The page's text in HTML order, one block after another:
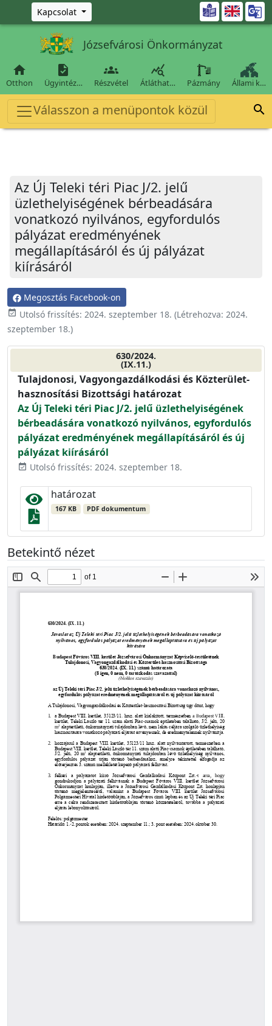
Ugrás a fő tartalomra
Kapcsolat 
Józsefvárosi Önkormányzat

Otthon

Ügyintéz…

Részvétel

Átláthat… Pázmány Állami k…
Válasszon a menüpontok közül 
Az Új Teleki téri Piac J/2. jelű
üzlethelyiségének bérbeadására
vonatkozó nyilvános, egyfordulós
pályázat eredményének
megállapításáról és új pályázat
kiírásáról
Megosztás Facebook-on
event_available Utolsó frissítés: 2024. szeptember 18. (Létrehozva: 2024.
szeptember 18.)
630/2024.
(IX.11.)
Tulajdonosi, Vagyongazdálkodási és Közterület-
hasznosítási Bizottsági határozat
Az Új Teleki téri Piac J/2. jelű üzlethelyiségének
bérbeadására vonatkozó nyilvános, egyfordulós
pályázat eredményének megállapításáról és új
pályázat kiírásáról
event_available Utolsó frissítés: 2024. szeptember 18.
határozat
167 KB PDF dokumentum
Betekintő nézet